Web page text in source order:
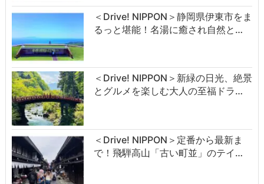
＜Drive! NIPPON＞静岡県伊東市をま
るっと堪能！名湯に癒され自然と…
＜Drive! NIPPON＞新緑の日光、絶景
とグルメを楽しむ大人の至福ドラ…
＜Drive! NIPPON＞定番から最新ま
で！飛騨高山「古い町並」のテイ…